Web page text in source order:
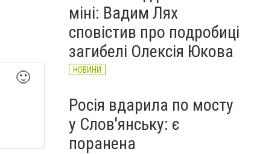
🙂
міні: Вадим Лях
сповістив про подробиці
загибелі Олексія Юкова
НОВИНИ
Росія вдарила по мосту
у Слов'янську: є
поранена